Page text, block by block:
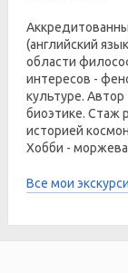
(английский
области
интересов -
культуре.
биоэтике. Стаж
историей
Хобби -
Все мои